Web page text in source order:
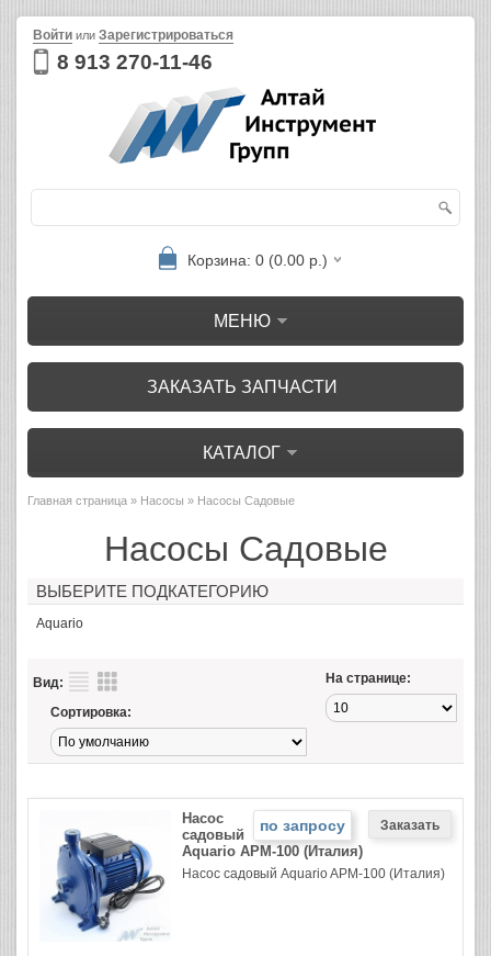
8 913 270-11-46
Войти или Зарегистрироваться
Корзина: 0 (0.00 р.)
МЕНЮ
ЗАКАЗАТЬ ЗАПЧАСТИ
КАТАЛОГ
Главная страница » Насосы » Насосы Садовые
Насосы Садовые
ВЫБЕРИТЕ ПОДКАТЕГОРИЮ
Aquario
Вид: На странице:
Сортировка:
по запросу
Насос
садовый
Aquario APM-100 (Италия)
Насос садовый Aquario APM-100 (Италия)